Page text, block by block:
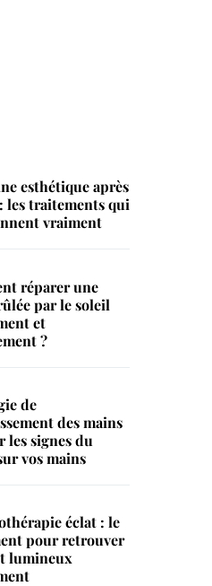
esthétique après
les traitements qui
vraiment
réparer une
par le soleil
et
?
de
des mains
les signes du
vos mains
éclat : le
pour retrouver
lumineux